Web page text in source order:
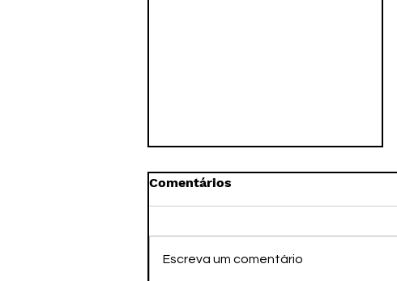
Comentários
Escreva um comentário